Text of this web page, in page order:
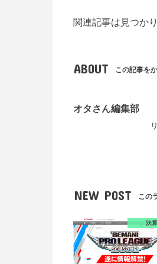
関連記事は見つか
ABOUT この記事を
オタさん編集部
NEW POST この
決算